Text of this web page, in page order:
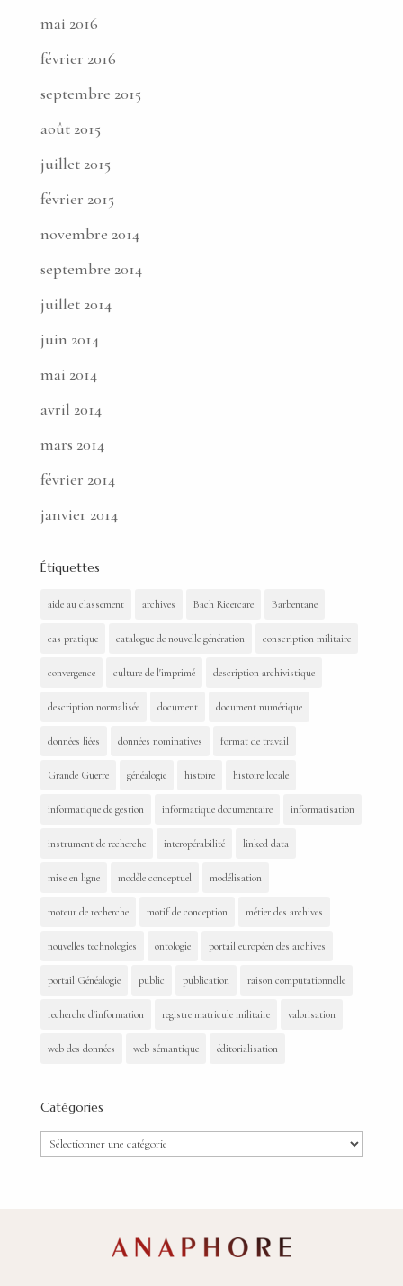
mai 2016
février 2016
septembre 2015
août 2015
juillet 2015
février 2015
novembre 2014
septembre 2014
juillet 2014
juin 2014
mai 2014
avril 2014
mars 2014
février 2014
janvier 2014
Étiquettes
aide au classement archives Bach Ricercare Barbentane
cas pratique catalogue de nouvelle génération conscription militaire
convergence culture de l'imprimé description archivistique
description normalisée document document numérique
données liées données nominatives format de travail
Grande Guerre généalogie histoire histoire locale
informatique de gestion informatique documentaire informatisation
instrument de recherche interopérabilité linked data
mise en ligne modèle conceptuel modélisation
moteur de recherche motif de conception métier des archives
nouvelles technologies ontologie portail européen des archives
portail Généalogie public publication raison computationnelle
recherche d'information registre matricule militaire valorisation
web des données web sémantique éditorialisation
Catégories
Catégories